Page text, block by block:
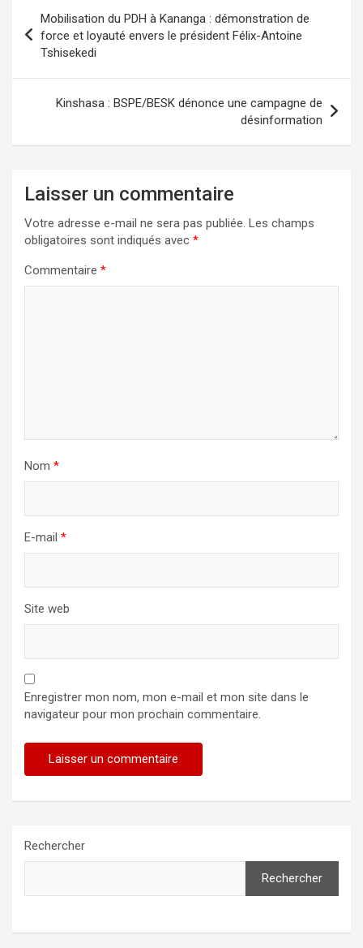
de
l’article
Mobilisation du PDH à Kananga : démonstration de
force et loyauté envers le président Félix-Antoine
Tshisekedi
Kinshasa : BSPE/BESK dénonce une campagne de
désinformation
Laisser un commentaire
Votre adresse e-mail ne sera pas publiée. Les champs
obligatoires sont indiqués avec *
Commentaire *
Nom *
E-mail *
Site web
Enregistrer mon nom, mon e-mail et mon site dans le
navigateur pour mon prochain commentaire.
Rechercher
Rechercher